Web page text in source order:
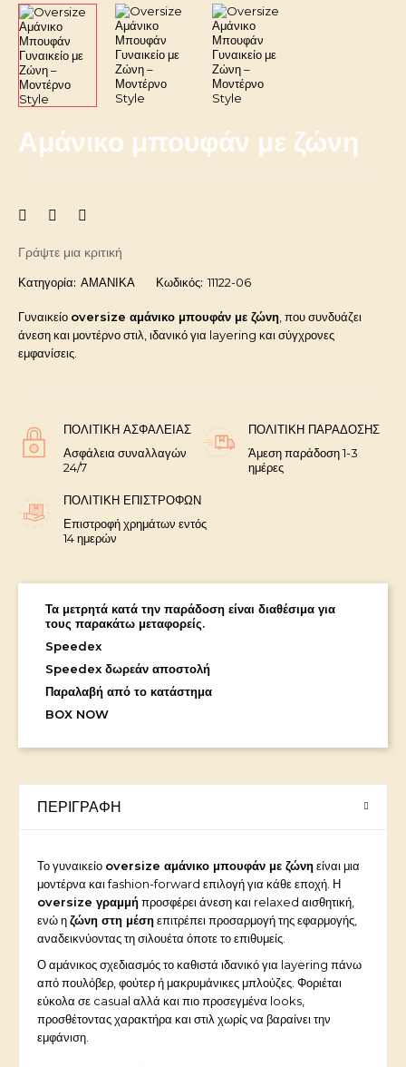
Αμάνικο μπουφάν με ζώνη
Γράψτε μια κριτική
Κατηγορία: ΑΜΑΝΙΚΑ Κωδικός: 11122-06
Γυναικείο oversize αμάνικο μπουφάν με ζώνη, που συνδυάζει
άνεση και μοντέρνο στιλ, ιδανικό για layering και σύγχρονες
εμφανίσεις.
ΠΟΛΙΤΙΚΉ ΑΣΦΑΛΕΊΑΣ
Ασφάλεια συναλλαγών
24/7
ΠΟΛΙΤΙΚΉ ΠΑΡΆΔΟΣΗΣ
Άμεση παράδοση 1-3
ημέρες
ΠΟΛΙΤΙΚΉ ΕΠΙΣΤΡΟΦΏΝ
Επιστροφή χρημάτων εντός
14 ημερών
Τα μετρητά κατά την παράδοση είναι διαθέσιμα για
τους παρακάτω μεταφορείς.
Speedex
Speedex δωρεάν αποστολή
Παραλαβή από το κατάστημα
BOX NOW
ΠΕΡΙΓΡΑΦΉ
Το γυναικείο oversize αμάνικο μπουφάν με ζώνηείναι μια
μοντέρνα και fashion-forward επιλογή για κάθε εποχή. Η
oversize γραμμήπροσφέρει άνεση και relaxed αισθητική,
ενώ ηζώνη στη μέσηεπιτρέπει προσαρμογή της εφαρμογής,
αναδεικνύοντας τη σιλουέτα όποτε το επιθυμείς.
Ο αμάνικος σχεδιασμός το καθιστά ιδανικό για layering πάνω
από πουλόβερ, φούτερ ή μακρυμάνικες μπλούζες. Φοριέται
εύκολα σε casual αλλά και πιο προσεγμένα looks,
προσθέτοντας χαρακτήρα και στιλ χωρίς να βαραίνει την
εμφάνιση.